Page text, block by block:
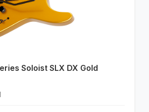
Soloist SLX DX Gold